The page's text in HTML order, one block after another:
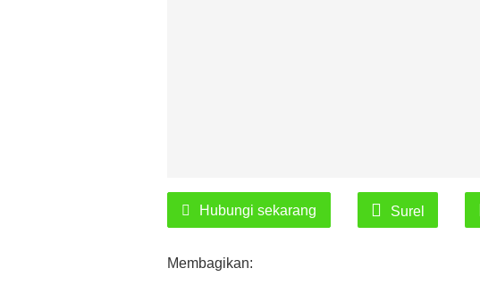
Hubungi sekarang Surel
Membagikan: